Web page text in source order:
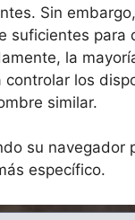
Sin
suficientes para
la
controlar los
similar.
su navegador
específico.